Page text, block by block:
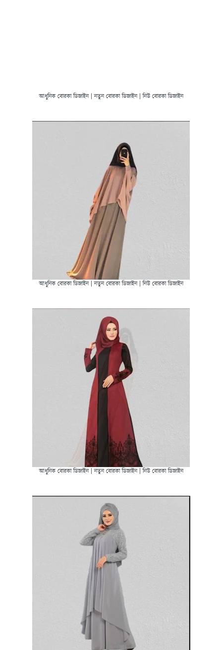
আধুনিক বোরকা ডিজাইন | নতুন বোরকা ডিজাইন | নিউ বোরকা ডিজাইন
আধুনিক বোরকা ডিজাইন | নতুন বোরকা ডিজাইন | নিউ বোরকা ডিজাইন
আধুনিক বোরকা ডিজাইন | নতুন বোরকা ডিজাইন | নিউ বোরকা ডিজাইন